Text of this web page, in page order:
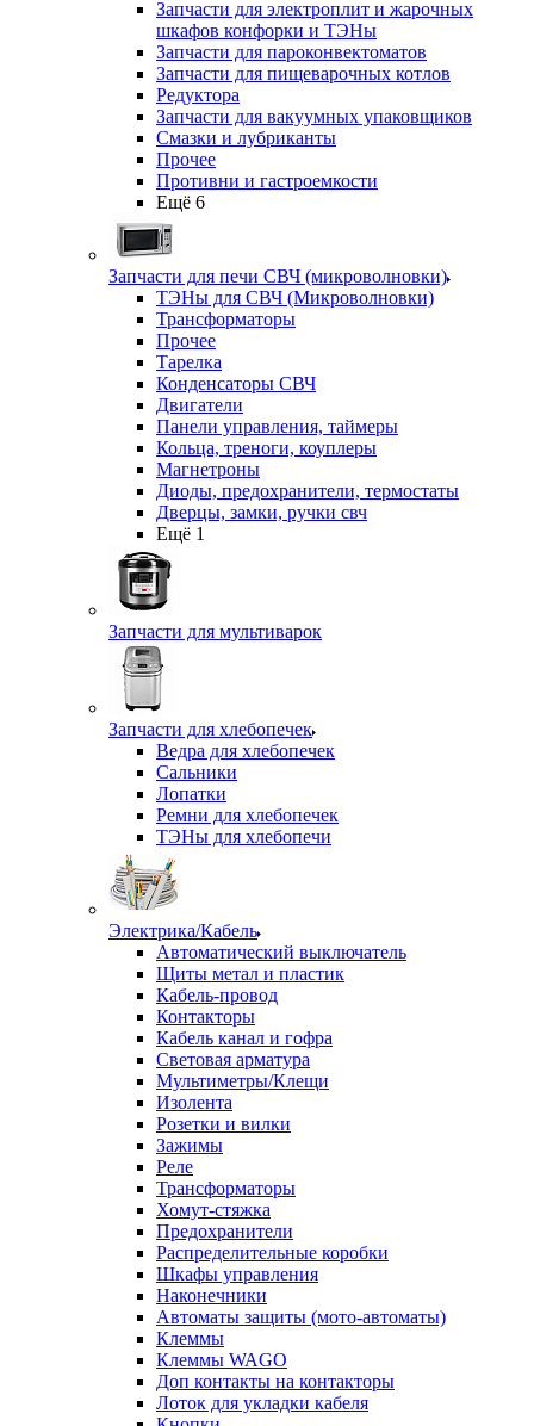
Запчасти для электроплит и жарочных
шкафов конфорки и ТЭНы
Запчасти для пароконвектоматов
Запчасти для пищеварочных котлов
Редуктора
Запчасти для вакуумных упаковщиков
Смазки и лубриканты
Прочее
Противни и гастроемкости
Ещё 6
Запчасти для печи СВЧ (микроволновки)
ТЭНы для СВЧ (Микроволновки)
Трансформаторы
Прочее
Тарелка
Конденсаторы СВЧ
Двигатели
Панели управления, таймеры
Кольца, треноги, коуплеры
Магнетроны
Диоды, предохранители, термостаты
Дверцы, замки, ручки свч
Ещё 1
Запчасти для мультиварок
Запчасти для хлебопечек
Ведра для хлебопечек
Сальники
Лопатки
Ремни для хлебопечек
ТЭНы для хлебопечи
Электрика/Кабель
Автоматический выключатель
Щиты метал и пластик
Кабель-провод
Контакторы
Кабель канал и гофра
Световая арматура
Мультиметры/Клещи
Изолента
Розетки и вилки
Зажимы
Реле
Трансформаторы
Хомут-стяжка
Предохранители
Распределительные коробки
Шкафы управления
Наконечники
Автоматы защиты (мото-автоматы)
Клеммы
Клеммы WAGO
Доп контакты на контакторы
Лоток для укладки кабеля